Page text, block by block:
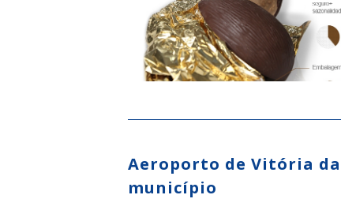
Aeroporto de Vitória
município